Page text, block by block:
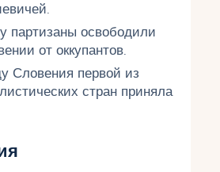
партизаны освободили
от оккупантов.
Словения первой из
стран приняла